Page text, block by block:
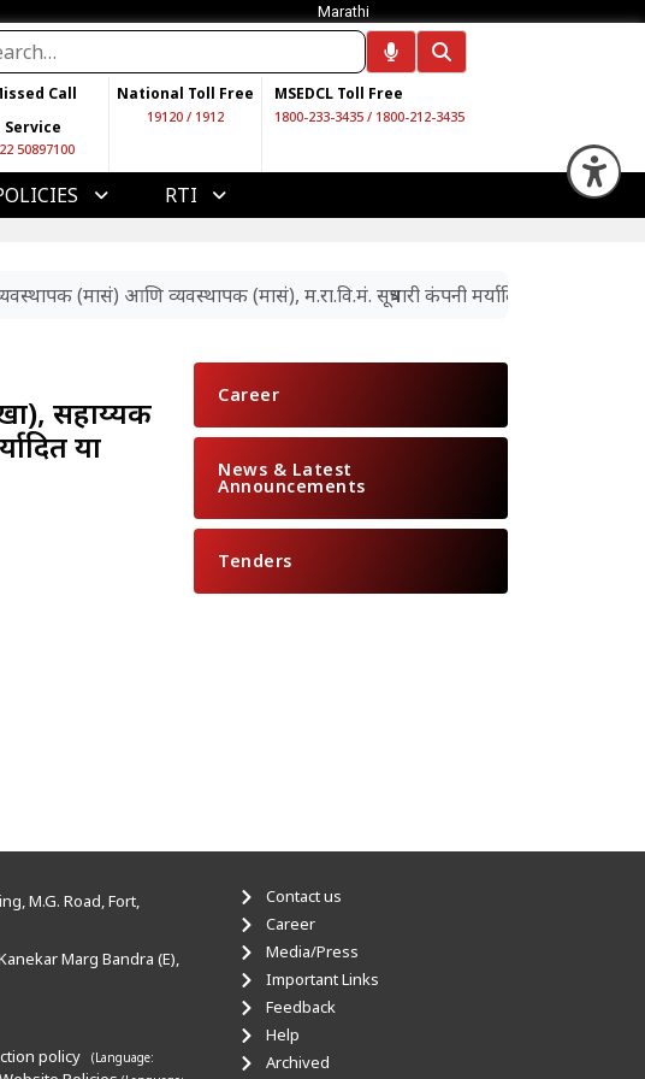
Marathi
Call
Service
50897100
National Toll Free
19120 / 1912
MSEDCL Toll Free
1800-233-3435 / 1800-212-3435
RTI
(मासं) आणि व्यवस्थापक (मासं), म.रा.वि.मं. सूत्रधारी कंपनी मर्यादित या पदांच्या
सहाय्यक
या
Career
News & Latest
Announcements
Tenders
M.G. Road, Fort,
Marg Bandra (E),
policy
(Language:
Contact us
Career
Media/Press
Important Links
Feedback
Help
Archived